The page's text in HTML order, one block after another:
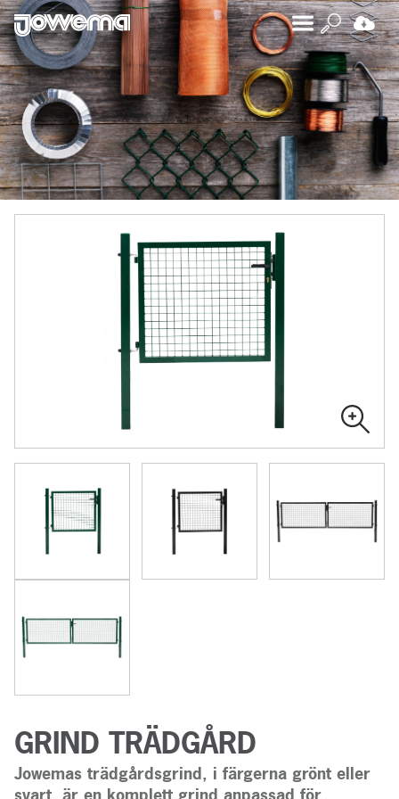
GRIND TRÄDGÅRD
Jowemas trädgårdsgrind, i färgerna grönt eller